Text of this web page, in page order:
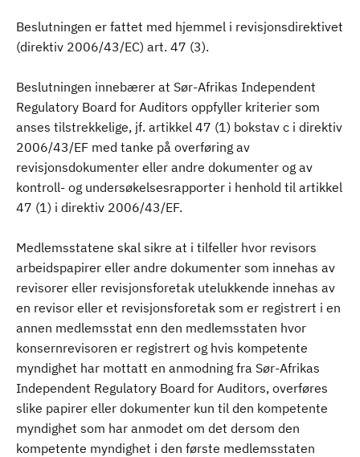
Beslutningen er fattet med hjemmel i revisjonsdirektivet
(direktiv 2006/43/EC) art. 47 (3).
Beslutningen innebærer at Sør-Afrikas Independent
Regulatory Board for Auditors oppfyller kriterier som
anses tilstrekkelige, jf. artikkel 47 (1) bokstav c i direktiv
2006/43/EF med tanke på overføring av
revisjonsdokumenter eller andre dokumenter og av
kontroll- og undersøkelsesrapporter i henhold til artikkel
47 (1) i direktiv 2006/43/EF.
Medlemsstatene skal sikre at i tilfeller hvor revisors
arbeidspapirer eller andre dokumenter som innehas av
revisorer eller revisjonsforetak utelukkende innehas av
en revisor eller et revisjonsforetak som er registrert i en
annen medlemsstat enn den medlemsstaten hvor
konsernrevisoren er registrert og hvis kompetente
myndighet har mottatt en anmodning fra Sør-Afrikas
Independent Regulatory Board for Auditors, overføres
slike papirer eller dokumenter kun til den kompetente
myndighet som har anmodet om det dersom den
kompetente myndighet i den første medlemsstaten